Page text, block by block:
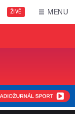
ŽIVĚ MENU